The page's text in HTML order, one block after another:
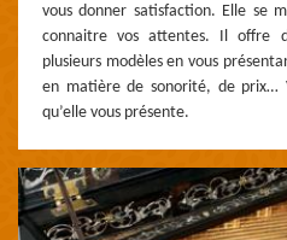
vous donner satisfaction. Elle se
connaitre vos attentes. Il offre
plusieurs modèles en vous
en matière de sonorité, de prix…
qu’elle vous présente.